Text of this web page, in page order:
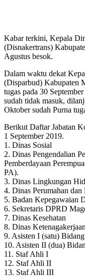
Kabar terkini, Kepala
(Disnakertrans)
Agustus besok.
Dalam waktu dekat
(Disparbud) Kabupaten
tugas pada 30
sudah tidak masuk,
Oktober sudah Purna
Berikut Daftar Jabatan
1 September 2019.
1. Dinas Sosial
2. Dinas Pengendalian
Pemberdayaan
PA).
3. Dinas Lingkungan
4. Dinas Perumahan
5. Badan Kepegawaian
6. Sekretaris DPRD
7. Dinas Kesehatan
8. Dinas
9. Asisten I (satu)
10. Asisten II (dua)
11. Staf Ahli I
12. Staf Ahli II
13. Staf Ahli III